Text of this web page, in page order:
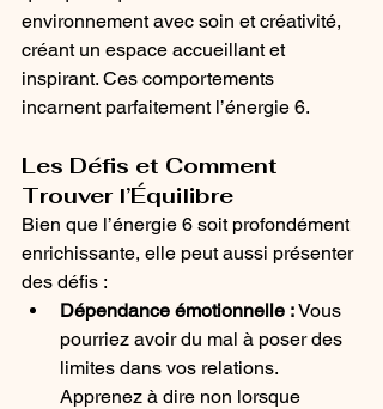
environnement avec soin et créativité,
créant un espace accueillant et
inspirant. Ces comportements
incarnent parfaitement l’énergie 6.
Les Défis et Comment
Trouver l’Équilibre
Bien que l’énergie 6 soit profondément
enrichissante, elle peut aussi présenter
des défis :
Dépendance émotionnelle : Vous
pourriez avoir du mal à poser des
limites dans vos relations.
Apprenez à dire non lorsque